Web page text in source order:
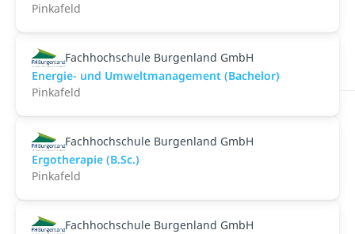
Pinkafeld
Fachhochschule Burgenland GmbH
Energie- und Umweltmanagement (Bachelor)
Pinkafeld
Fachhochschule Burgenland GmbH
Ergotherapie (B.Sc.)
Pinkafeld
Fachhochschule Burgenland GmbH